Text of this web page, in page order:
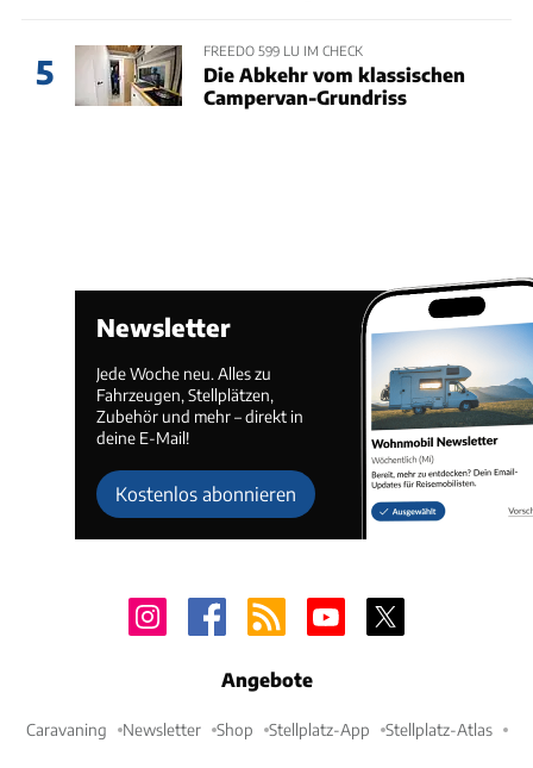
5
FREEDO 599 LU IM CHECK
Die Abkehr vom klassischen
Campervan-Grundriss
Newsletter
Jede Woche neu. Alles zu
Fahrzeugen, Stellplätzen,
Zubehör und mehr – direkt in
deine E-Mail!
Kostenlos abonnieren
Angebote
Caravaning Newsletter Shop Stellplatz-App Stellplatz-Atlas